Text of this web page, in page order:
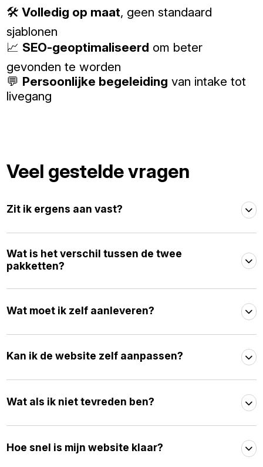
🛠️Volledig op maat, geen standaard
sjablonen
📈 SEO-geoptimaliseerd om beter
gevonden te worden
💬 Persoonlijke begeleiding van intake tot
livegang
Veel gestelde vragen
Zit ik ergens aan vast?
Wat is het verschil tussen de twee
pakketten?
Wat moet ik zelf aanleveren?
Kan ik de website zelf aanpassen?
Wat als ik niet tevreden ben?
Hoe snel is mijn website klaar?